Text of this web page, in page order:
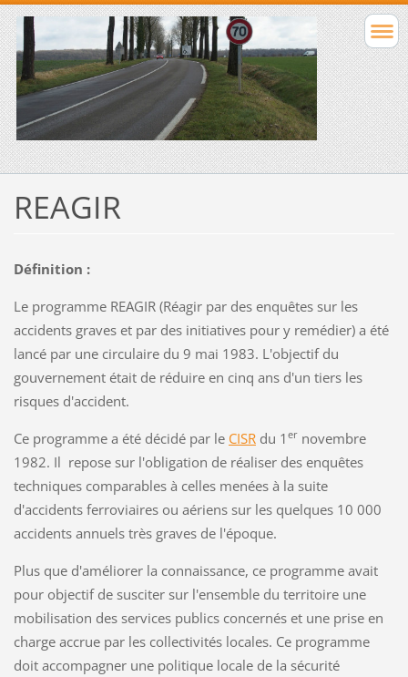
REAGIR
Définition :
Le programme REAGIR (Réagir par des enquêtes sur les
accidents graves et par des initiatives pour y remédier) a été
lancé par une circulaire du 9 mai 1983. L'objectif du
gouvernement était de réduire en cinq ans d'un tiers les
risques d'accident.
Ce programme a été décidé par le CISRdu 1 ernovembre
1982. Il repose sur l'obligation de réaliser des enquêtes
techniques comparables à celles menées à la suite
d'accidents ferroviaires ou aériens sur les quelques 10 000
accidents annuels très graves de l'époque.
Plus que d'améliorer la connaissance, ce programme avait
pour objectif de susciter sur l'ensemble du territoire une
mobilisation des services publics concernés et une prise en
charge accrue par les collectivités locales. Ce programme
doit accompagner une politique locale de la sécurité